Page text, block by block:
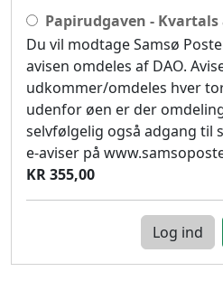
Papirudgaven -
Du vil modtage Samsø
avisen omdeles af DAO.
udkommer/omdeles hver
udenfor øen er der
selvfølgelig også adgang til
e-aviser på
KR 355,00
Log ind